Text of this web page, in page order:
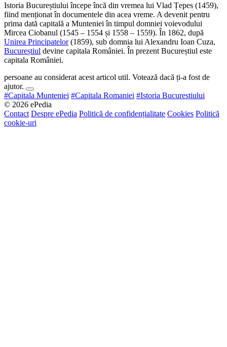
Istoria Bucureștiului începe încă din vremea lui Vlad Țepes (1459),
fiind menționat în documentele din acea vreme. A devenit pentru
prima dată capitală a Munteniei în timpul domniei voievodului
Mircea Ciobanul (1545 – 1554 și 1558 – 1559). În 1862, după
Unirea Principatelor(1859), sub domnia lui Alexandru Ioan Cuza,
Bucureștiul devine capitala României. În prezent Bucureștiul este
capitala României.
persoane au considerat acest articol util. Votează dacă ți-a fost de
ajutor.
#Capitala Munteniei #Capitala Romaniei #Istoria Bucurestiului
© 2026 ePedia
Contact Despre ePedia Politică de confidențialitate Cookies Politică
cookie-uri